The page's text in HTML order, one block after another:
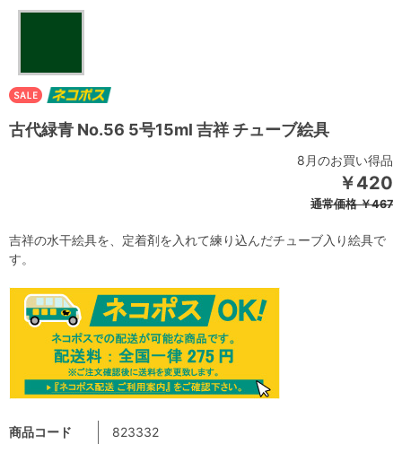
古代緑青 No.56 5号15ml 吉祥 チューブ絵具
8月のお買い得品
￥420
通常価格￥467
商品コード 823332
吉祥の水干絵具を、定着剤を入れて練り込んだチューブ入り絵具で
す。